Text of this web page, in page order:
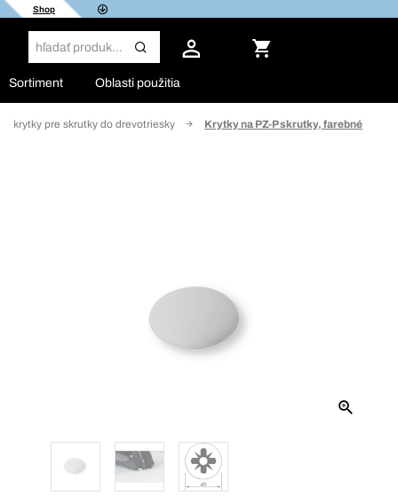
Shop
Sortiment Oblasti použitia
krytky pre skrutky do drevotriesky Krytky na PZ-P skrutky, farebné